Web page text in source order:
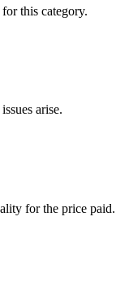
this category.
arise.
for the price paid.